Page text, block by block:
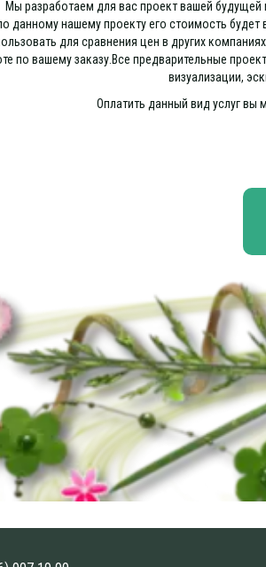
Мы разработаем для вас проект вашей
данному нашему проекту его стоимость
для сравнения цен в других
по вашему заказу.Все предварительные
визуализации,
Оплатить данный вид услуг вы